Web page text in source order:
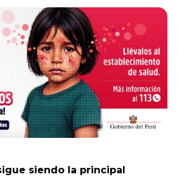
siendo la principal